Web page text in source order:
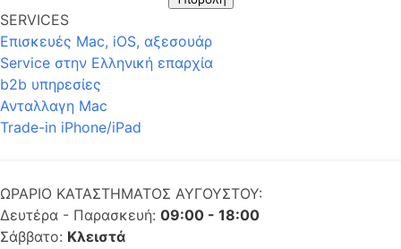
SERVICES
Επισκευές Mac, iOS, αξεσουάρ
Service στην Eλληνική επαρχία
b2b υπηρεσίες
Ανταλλαγη Mac
Trade-in iPhone/iPad
ΩΡΑΡΙΟ ΚΑΤΑΣΤΗΜΑΤΟΣ ΑΥΓΟΥΣΤΟΥ:
Δευτέρα - Παρασκευή: 09:00 - 18:00
Σάββατο: Κλειστά